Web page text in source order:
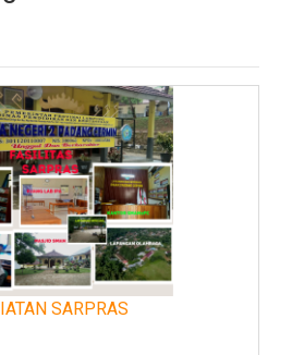
IJAZAH SEMUA ALUMNI
SMAN 2 Padang Cermin atas
Prestasi Yang diraih Dalam
(LDK) SMAN 2 PADANG
SARPRAS